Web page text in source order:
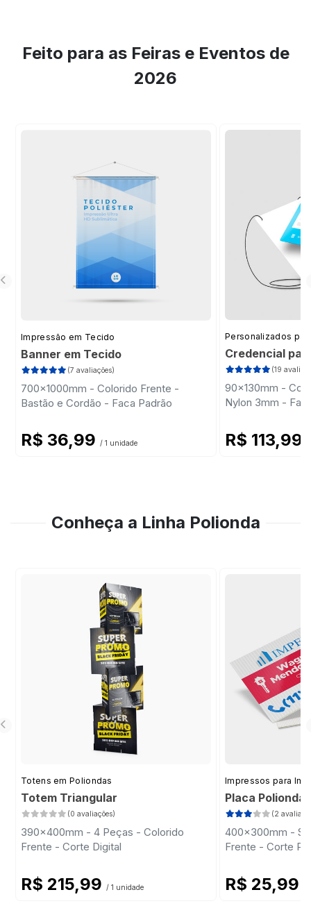
Feito para as Feiras e Eventos de
2026
Impressão em Tecido
Banner em Tecido
(7 avaliações)
700x1000mm - Colorido Frente -
Bastão e Cordão - Faca Padrão
R$ 36,99 / 1 unidade
Personalizados
Credencial
(19
90x130mm -
Nylon 3mm -
R$ 113,99
Conheça a Linha Polionda
Totens em Poliondas
Totem Triangular
(0 avaliações)
390x400mm - 4 Peças - Colorido
Frente - Corte Digital
R$ 215,99 / 1 unidade
Impressos para
Placa Polionda
(2
400x300mm -
Frente - Corte
R$ 25,99